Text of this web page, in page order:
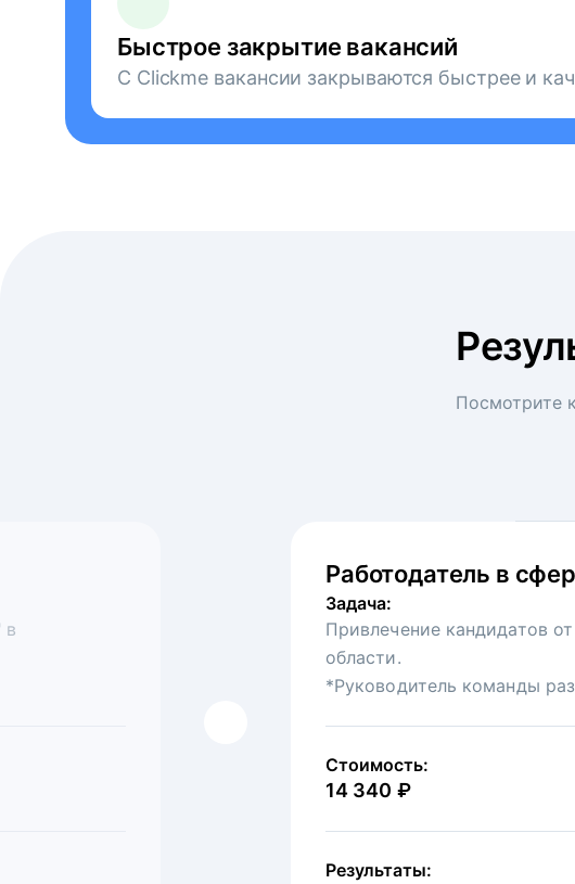
Быстрое закрытие вакансий
С Clickme вакансии закрываются быстрее и
Посмотрите
в
Работодатель в
Задача:
Привлечение кандидатов
области.
*Руководитель команды
Стоимость:
14 340 ₽
Результаты:
в
Федеральная сеть
Задача:
Привлечение на вакансию
ресторанов.
30 875 ₽
Показы:4 646